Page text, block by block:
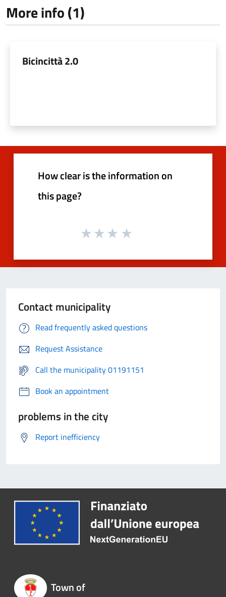
More info (1)
Bicincittà 2.0
How clear is the information on
this page?
Contact municipality
Read frequently asked questions
Request Assistance
Call the municipality 01191151
Book an appointment
problems in the city
Report inefficiency
Town of